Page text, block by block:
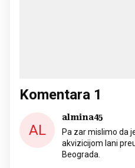
Komentara 1
AL
almina45
Pa zar mislimo da
akvizicijom lani
Beograda.